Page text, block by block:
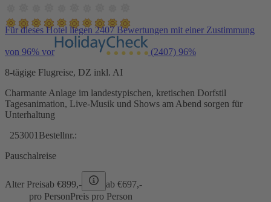
Für dieses Hotel liegen 2407 Bewertungen mit einer Zustimmung
von 96% vor (2407) 96%
8-tägige Flugreise, DZ inkl. AI
Charmante Anlage im landestypischen, kretischen Dorfstil
Tagesanimation, Live-Musik und Shows am Abend sorgen für
Unterhaltung
253001 Bestellnr.:
Pauschalreise
Alter Preisab €899,- ab €697,-
pro PersonPreis pro Person